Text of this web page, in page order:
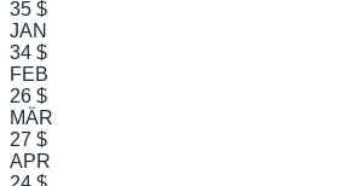
35 $
JAN
34 $
FEB
26 $
MÄR
27 $
APR